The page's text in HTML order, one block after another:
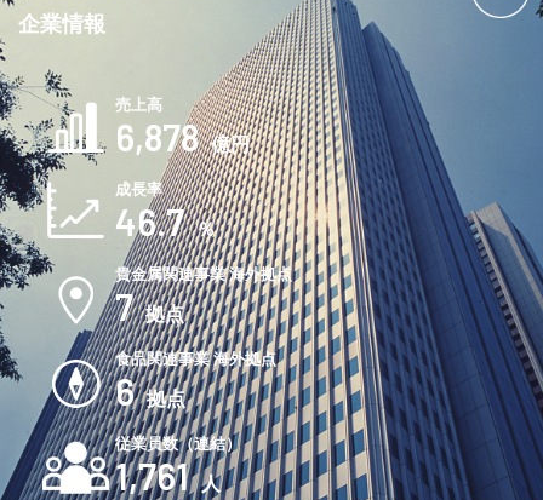
企業情報
売上高
6,878 億円
成長率
46.7 ％
貴金属関連事業 海外拠点
7 拠点
食品関連事業 海外拠点
6 拠点
従業員数（連結）
1,761 人